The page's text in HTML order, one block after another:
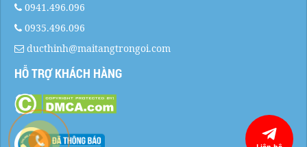
0941.496.096
0935.496.096
ducthinh@maitangtrongoi.com
HỖ TRỢ KHÁCH HÀNG